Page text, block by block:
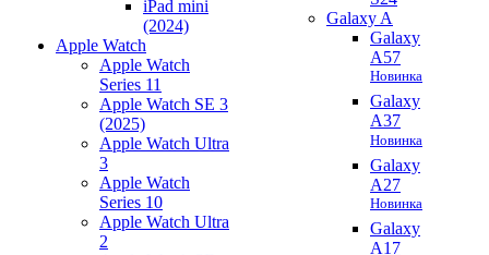
iPad mini
(2024)
Apple Watch
Apple Watch
Series 11
Apple Watch SE 3
(2025)
Apple Watch Ultra
3
Apple Watch
Series 10
Apple Watch Ultra
2
Galaxy A
Galaxy
A57
Новинка
Galaxy
A37
Новинка
Galaxy
A27
Новинка
Galaxy
A17